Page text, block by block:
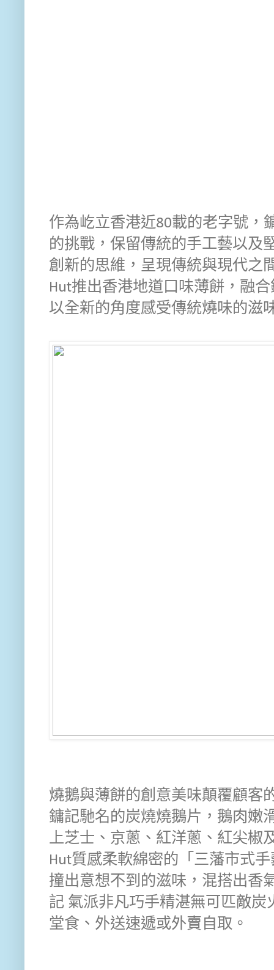
作為屹立香港近80載的老字號，
的挑戰，保留傳統的手工藝以及
創新的思維，呈現傳統與現代之
Hut推出香港地道口味薄餅，融
以全新的角度感受傳統燒味的滋
燒鵝與薄餅的創意美味顛覆顧客
鏞記馳名的炭燒燒鵝片，鵝肉嫩
上芝⼠、京蔥、紅洋蔥、紅尖椒
Hut質感柔軟綿密的「三藩市式
撞出意想不到的滋味，混搭出香
記 氣派非凡巧手精湛無可匹敵炭
堂食、外送速遞或外賣自取。